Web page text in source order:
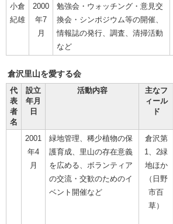
小倉
紀雄
2000
年7
月
勉強会・ウォッチング・意見交
換会・シンポジウム等の開催、
情報誌の発行、調査、清掃活動
など
倉沢里山を愛する会
代
表
者
名
設立
年月
日
活動内容
主なフ
ィール
ド
2001
年4
月
緑地管理、稀少植物の保
護育成、里山の存在意義
を広める、ボランティア
の交流・交歓のためのイ
ベント開催など
倉沢第
1、2緑
地ほか
（日野
市百
草）